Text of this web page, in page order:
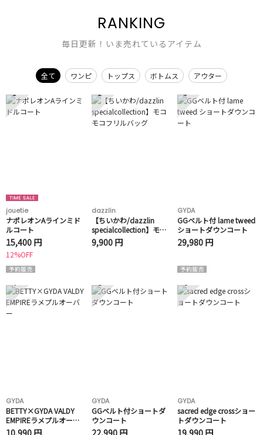
RANKING
毎日更新！いま売れているアイテム
全て ワンピ トップス ボトムス アウター
1
jouetie
ナポレオンAラインミド
ルコート
15,400 円
12%OFF
2
dazzlin
【ちいかわ/dazzlin
specialcollection】モコ
モコフリルバッグ
9,900 円
3
GYDA
GGベルト付 lame tweed
ショートダウンコート
29,980 円
4
GYDA
BETTY×GYDA VALDY
EMPIREラメプルオーバ
ー
10,990 円
5
GYDA
GGベルト付ショートダ
ウンコート
22,990 円
6
GYDA
sacred edge crossショー
トダウンコート
19,990 円